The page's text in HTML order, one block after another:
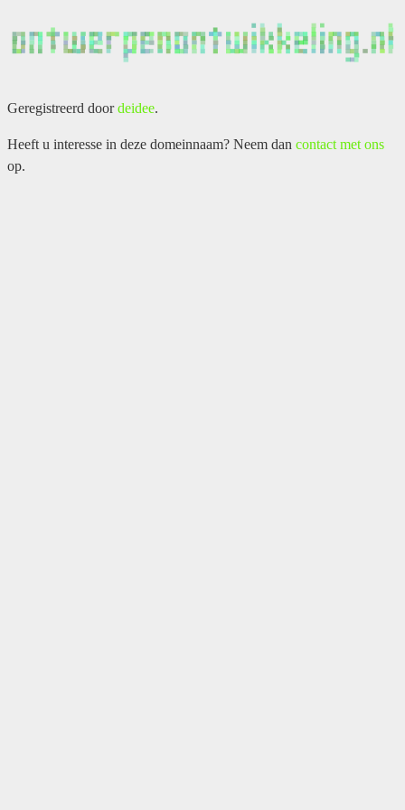
Geregistreerd doordeidee.
Heeft u interesse in deze domeinnaam? Neem dan contact met ons
op.